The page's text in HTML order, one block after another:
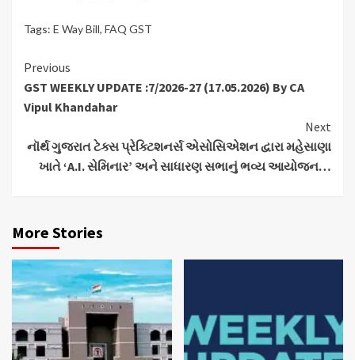
Tags: E Way Bill, FAQ GST
Continue
Reading
Previous
GST WEEKLY UPDATE :7/2026-27 (17.05.2026) By CA
Vipul Khandahar
Next
નૉર્થ ગુજરાત ટેક્સ પ્રેક્ટિશનર્સ એસોસિએશન દ્વારા મહેસાણા
ખાતે ‘A.I. સેમિનાર’ અને સાધારણ સભાનું ભવ્ય આયોજન…
More Stories